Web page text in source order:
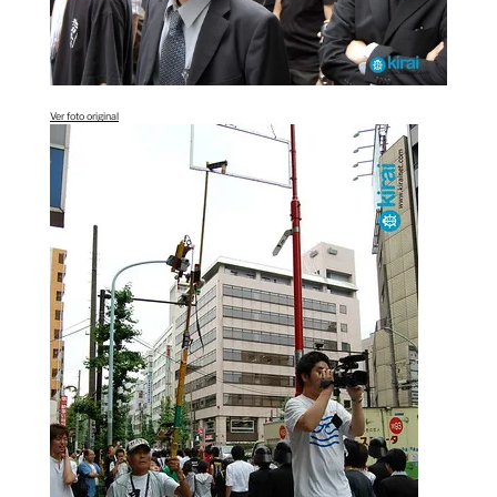
Ver foto original